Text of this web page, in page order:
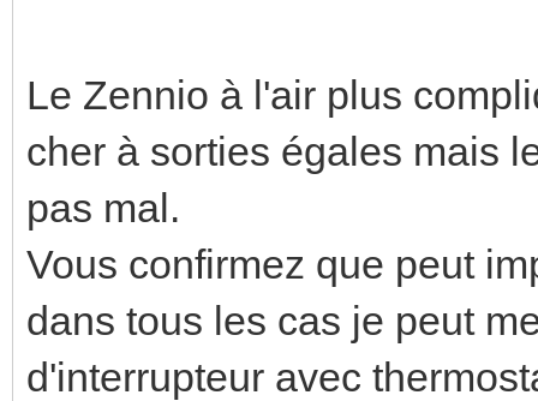
Le Zennio à l'air plus
cher à sorties égales mais
pas mal.
Vous confirmez que peut
dans tous les cas je peut
d'interrupteur avec